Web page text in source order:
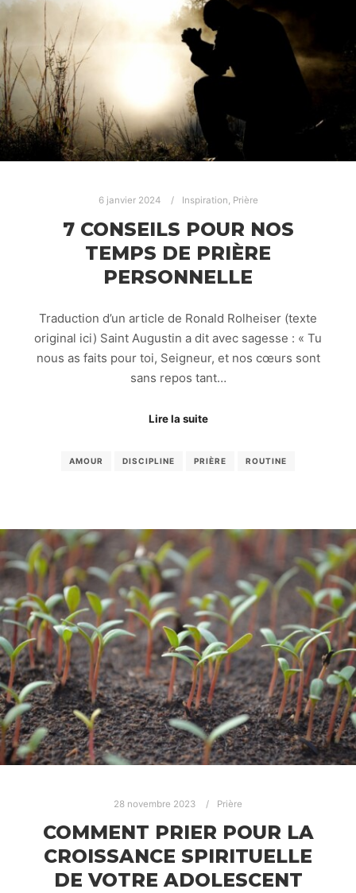
6 janvier 2024 Inspiration, Prière
7 CONSEILS POUR NOS
TEMPS DE PRIÈRE
PERSONNELLE
Traduction d’un article de Ronald Rolheiser (texte
original ici) Saint Augustin a dit avec sagesse : « Tu
nous as faits pour toi, Seigneur, et nos cœurs sont
sans repos tant…
Lire la suite
AMOUR DISCIPLINE PRIÈRE ROUTINE
28 novembre 2023 Prière
COMMENT PRIER POUR LA
CROISSANCE SPIRITUELLE
DE VOTRE ADOLESCENT